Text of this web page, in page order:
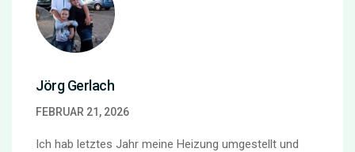
Jörg Gerlach
FEBRUAR 21, 2026
Ich hab letztes Jahr meine Heizung umgestellt und